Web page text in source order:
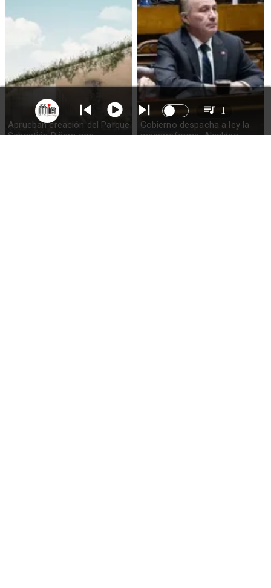
Aprueban creación del Parque
Sebastián Piñera con
Gobierno despacha a ley la
megarreforma: Alcaldes
1